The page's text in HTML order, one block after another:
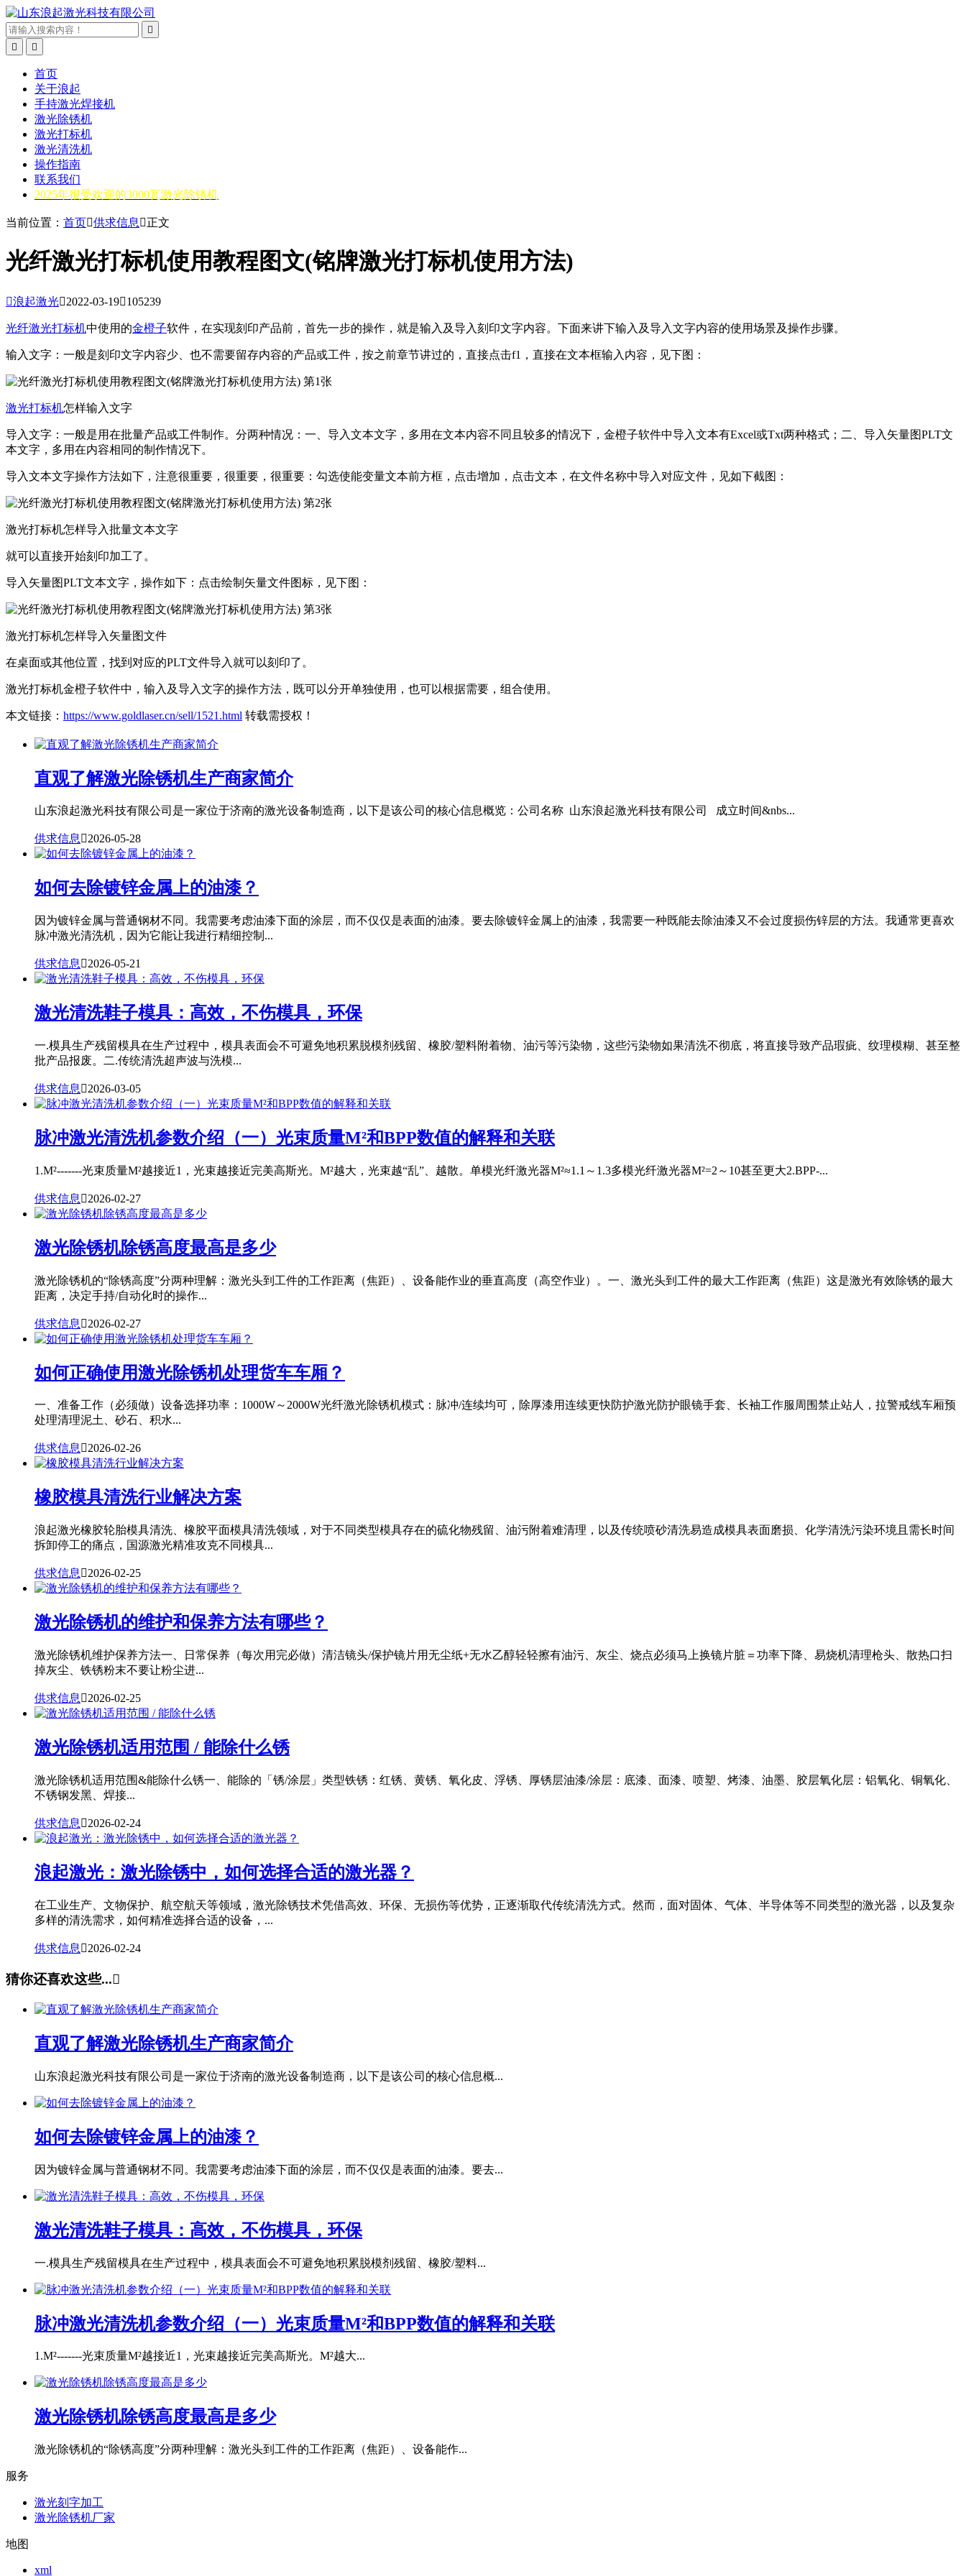



首页
关于浪起
手持激光焊接机
激光除锈机
激光打标机
激光清洗机
操作指南
联系我们
2025年很受欢迎的3000瓦激光除锈机
当前位置： 首页供求信息 正文
光纤激光打标机使用教程图文(铭牌激光打标机使用方法)
浪起激光2022-03-19105239
光纤激光打标机中使用的金橙子软件，在实现刻印产品前，首先一步的操作，就是输入及导入刻印文字内容。下面来讲下输入及导入文字内容的使用场景及操作步骤。
输入文字：一般是刻印文字内容少、也不需要留存内容的产品或工件，按之前章节讲过的，直接点击f1，直接在文本框输入内容，见下图：
激光打标机怎样输入文字
导入文字：一般是用在批量产品或工件制作。分两种情况：一、导入文本文字，多用在文本内容不同且较多的情况下，金橙子软件中导入文本有Excel或Txt两种格式；二、导入矢量图PLT文
本文字，多用在内容相同的制作情况下。
导入文本文字操作方法如下，注意很重要，很重要，很重要：勾选使能变量文本前方框，点击增加，点击文本，在文件名称中导入对应文件，见如下截图：
激光打标机怎样导入批量文本文字
就可以直接开始刻印加工了。
导入矢量图PLT文本文字，操作如下：点击绘制矢量文件图标，见下图：
激光打标机怎样导入矢量图文件
在桌面或其他位置，找到对应的PLT文件导入就可以刻印了。
激光打标机金橙子软件中，输入及导入文字的操作方法，既可以分开单独使用，也可以根据需要，组合使用。
本文链接： https://www.goldlaser.cn/sell/1521.html 转载需授权！
直观了解激光除锈机生产商家简介
山东浪起激光科技有限公司是一家位于济南的激光设备制造商，以下是该公司的核心信息概览：公司名称 山东浪起激光科技有限公司 成立时间&nbs...
供求信息2026-05-28
如何去除镀锌金属上的油漆？
因为镀锌金属与普通钢材不同。我需要考虑油漆下面的涂层，而不仅仅是表面的油漆。要去除镀锌金属上的油漆，我需要一种既能去除油漆又不会过度损伤锌层的方法。我通常更喜欢
脉冲激光清洗机，因为它能让我进行精细控制...
供求信息 2026-05-21
激光清洗鞋子模具：高效，不伤模具，环保
一.模具生产残留模具在生产过程中，模具表面会不可避免地积累脱模剂残留、橡胶/塑料附着物、油污等污染物，这些污染物如果清洗不彻底，将直接导致产品瑕疵、纹理模糊、甚至整
批产品报废。二.传统清洗超声波与洗模...
供求信息 2026-03-05
脉冲激光清洗机参数介绍（一）光束质量M²和BPP数值的解释和关联
1.M²-------光束质量M²越接近1，光束越接近完美高斯光。M²越大，光束越“乱”、越散。单模光纤激光器M²≈1.1～1.3多模光纤激光器M²=2～10甚至更大2.BPP-...
供求信息 2026-02-27
激光除锈机除锈高度最高是多少
激光除锈机的“除锈高度”分两种理解：激光头到工件的工作距离（焦距）、设备能作业的垂直高度（高空作业）。一、激光头到工件的最大工作距离（焦距）这是激光有效除锈的最大
距离，决定手持/自动化时的操作...
供求信息 2026-02-27
如何正确使用激光除锈机处理货车车厢？
一、准备工作（必须做）设备选择功率：1000W～2000W光纤激光除锈机模式：脉冲/连续均可，除厚漆用连续更快防护激光防护眼镜手套、长袖工作服周围禁止站人，拉警戒线车厢预
处理清理泥土、砂石、积水...
供求信息2026-02-26
橡胶模具清洗行业解决方案
浪起激光橡胶轮胎模具清洗、橡胶平面模具清洗领域，对于不同类型模具存在的硫化物残留、油污附着难清理，以及传统喷砂清洗易造成模具表面磨损、化学清洗污染环境且需长时间
拆卸停工的痛点，国源激光精准攻克不同模具...
供求信息 2026-02-25
激光除锈机的维护和保养方法有哪些？
激光除锈机维护保养方法一、日常保养（每次用完必做）清洁镜头/保护镜片用无尘纸+无水乙醇轻轻擦有油污、灰尘、烧点必须马上换镜片脏＝功率下降、易烧机清理枪头、散热口扫
掉灰尘、铁锈粉末不要让粉尘进...
供求信息 2026-02-25
激光除锈机适用范围 / 能除什么锈
激光除锈机适用范围&能除什么锈一、能除的「锈/涂层」类型铁锈：红锈、黄锈、氧化皮、浮锈、厚锈层油漆/涂层：底漆、面漆、喷塑、烤漆、油墨、胶层氧化层：铝氧化、铜氧化、
不锈钢发黑、焊接...
供求信息 2026-02-24
浪起激光：激光除锈中，如何选择合适的激光器？
在工业生产、文物保护、航空航天等领域，激光除锈技术凭借高效、环保、无损伤等优势，正逐渐取代传统清洗方式。然而，面对固体、气体、半导体等不同类型的激光器，以及复杂
多样的清洗需求，如何精准选择合适的设备，...
供求信息 2026-02-24
猜你还喜欢这些...
直观了解激光除锈机生产商家简介
山东浪起激光科技有限公司是一家位于济南的激光设备制造商，以下是该公司的核心信息概...
如何去除镀锌金属上的油漆？
因为镀锌金属与普通钢材不同。我需要考虑油漆下面的涂层，而不仅仅是表面的油漆。要去...
激光清洗鞋子模具：高效，不伤模具，环保
一.模具生产残留模具在生产过程中，模具表面会不可避免地积累脱模剂残留、橡胶/塑料...
脉冲激光清洗机参数介绍（一）光束质量M²和BPP数值的解释和关联
1.M²-------光束质量M²越接近1，光束越接近完美高斯光。M²越大...
激光除锈机除锈高度最高是多少
激光除锈机的“除锈高度”分两种理解：激光头到工件的工作距离（焦距）、设备能作...
服务
激光刻字加工
激光除锈机厂家
地图
xml